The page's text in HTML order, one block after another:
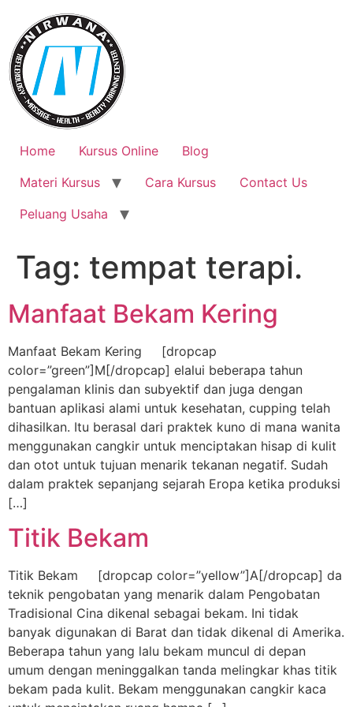
content
Home Kursus Online
Blog
Materi Kursus
Cara Kursus
Contact Us
Peluang Usaha
Tag: tempat terapi.
Manfaat Bekam Kering
Manfaat Bekam Kering [dropcap
color=”green”]M[/dropcap] elalui beberapa tahun
pengalaman klinis dan subyektif dan juga dengan
bantuan aplikasi alami untuk kesehatan, cupping telah
dihasilkan. Itu berasal dari praktek kuno di mana wanita
menggunakan cangkir untuk menciptakan hisap di kulit
dan otot untuk tujuan menarik tekanan negatif. Sudah
dalam praktek sepanjang sejarah Eropa ketika produksi
[…]
Titik Bekam
Titik Bekam [dropcap color=”yellow”]A[/dropcap] da
teknik pengobatan yang menarik dalam Pengobatan
Tradisional Cina dikenal sebagai bekam. Ini tidak
banyak digunakan di Barat dan tidak dikenal di Amerika.
Beberapa tahun yang lalu bekam muncul di depan
umum dengan meninggalkan tanda melingkar khas titik
bekam pada kulit. Bekam menggunakan cangkir kaca